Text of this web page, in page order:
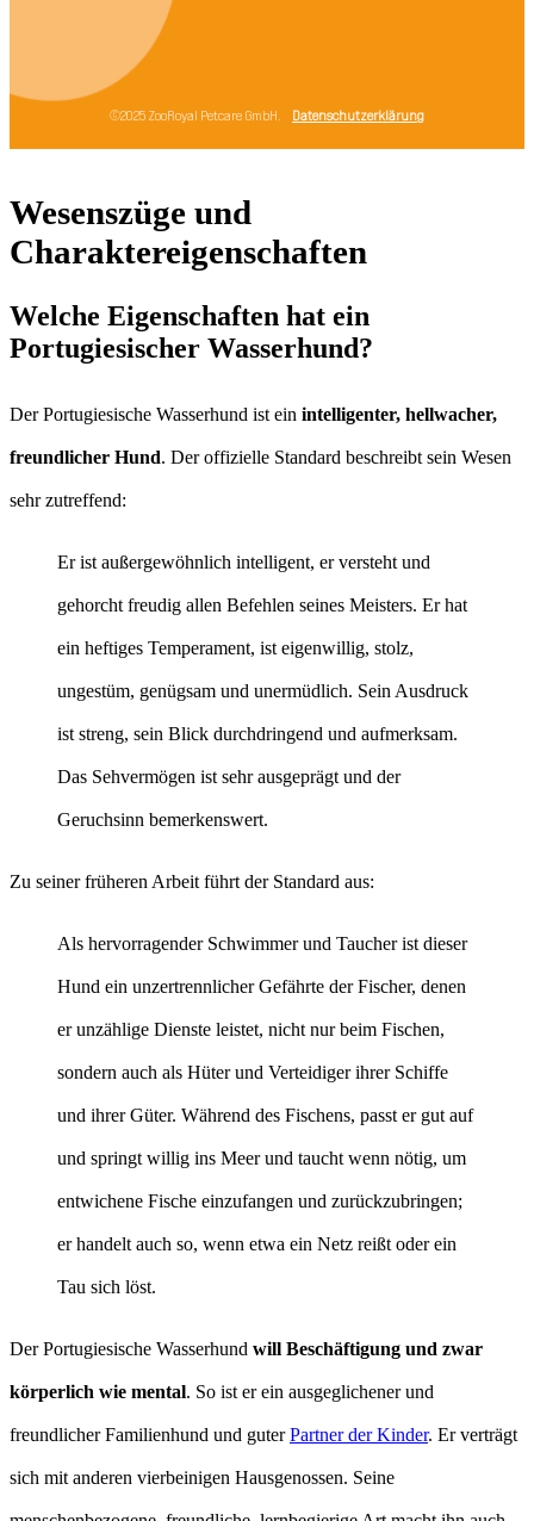
Wesenszüge und
Charaktereigenschaften
Welche Eigenschaften hat ein
Portugiesischer Wasserhund?
Der Portugiesische Wasserhund ist ein intelligenter, hellwacher,
freundlicher Hund. Der offizielle Standard beschreibt sein Wesen
sehr zutreffend:
Er ist außergewöhnlich intelligent, er versteht und
gehorcht freudig allen Befehlen seines Meisters. Er hat
ein heftiges Temperament, ist eigenwillig, stolz,
ungestüm, genügsam und unermüdlich. Sein Ausdruck
ist streng, sein Blick durchdringend und aufmerksam.
Das Sehvermögen ist sehr ausgeprägt und der
Geruchsinn bemerkenswert.
Zu seiner früheren Arbeit führt der Standard aus:
Als hervorragender Schwimmer und Taucher ist dieser
Hund ein unzertrennlicher Gefährte der Fischer, denen
er unzählige Dienste leistet, nicht nur beim Fischen,
sondern auch als Hüter und Verteidiger ihrer Schiffe
und ihrer Güter. Während des Fischens, passt er gut auf
und springt willig ins Meer und taucht wenn nötig, um
entwichene Fische einzufangen und zurückzubringen;
er handelt auch so, wenn etwa ein Netz reißt oder ein
Tau sich löst.
Der Portugiesische Wasserhund will Beschäftigung und zwar
körperlich wie mental. So ist er ein ausgeglichener und
freundlicher Familienhund und guterPartner der Kinder. Er verträgt
sich mit anderen vierbeinigen Hausgenossen. Seine